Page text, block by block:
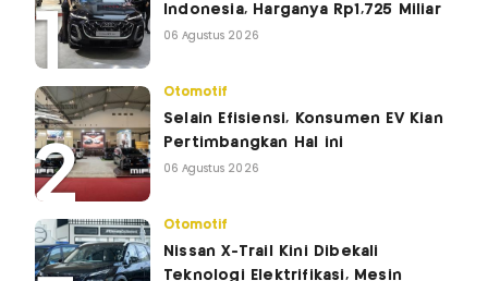
Indonesia, Harganya Rp1,725 Miliar
06 Agustus 2026
Otomotif
Selain Efisiensi, Konsumen EV Kian
Pertimbangkan Hal ini
06 Agustus 2026
Otomotif
Nissan X-Trail Kini Dibekali
Teknologi Elektrifikasi, Mesin